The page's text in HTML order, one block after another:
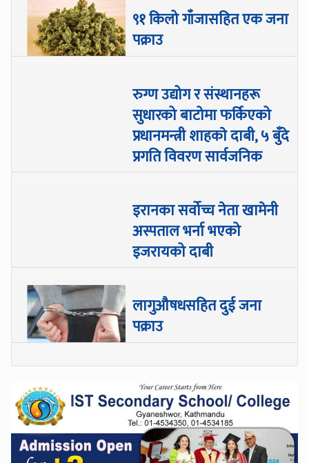
९१ किलो गाँजासहित एक जना
पक्राउ
रुग्ण उद्योग र संस्थानहरू
सुधारको बाटोमा फर्किएको
प्रधानमन्त्री शाहकाे दाबी, ५ बुँदे
प्रगति विवरण सार्वजनिक
इरानका सर्वोच्च नेता खामेनी
अस्पताल भर्ना भएको
इजरायको दाबी
लागुऔषधसहित दुई जना
पक्राउ